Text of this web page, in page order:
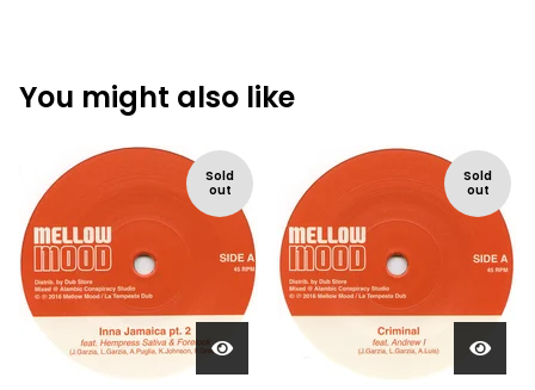
You might also like
Sold
out
Sold
out